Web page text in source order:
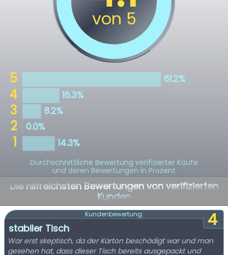
Durchschnittliche Bewertung verifizierter Käufe
und deren Bewertungen in Prozent
Die hilfreichsten Bewertungen von verifizierten
Kunden
4
Kundenbewertung:
stabiler Tisch
War erst skeptisch, da der Karton beschädigt war und man
gesehen hat, dass dieser Tisch bereits ausgepackt und